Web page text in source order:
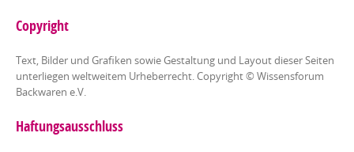
Copyright
Text, Bilder und Grafiken sowie Gestaltung und Layout dieser Seiten
unterliegen weltweitem Urheberrecht. Copyright © Wissensforum
Backwaren e.V.
Haftungsausschluss